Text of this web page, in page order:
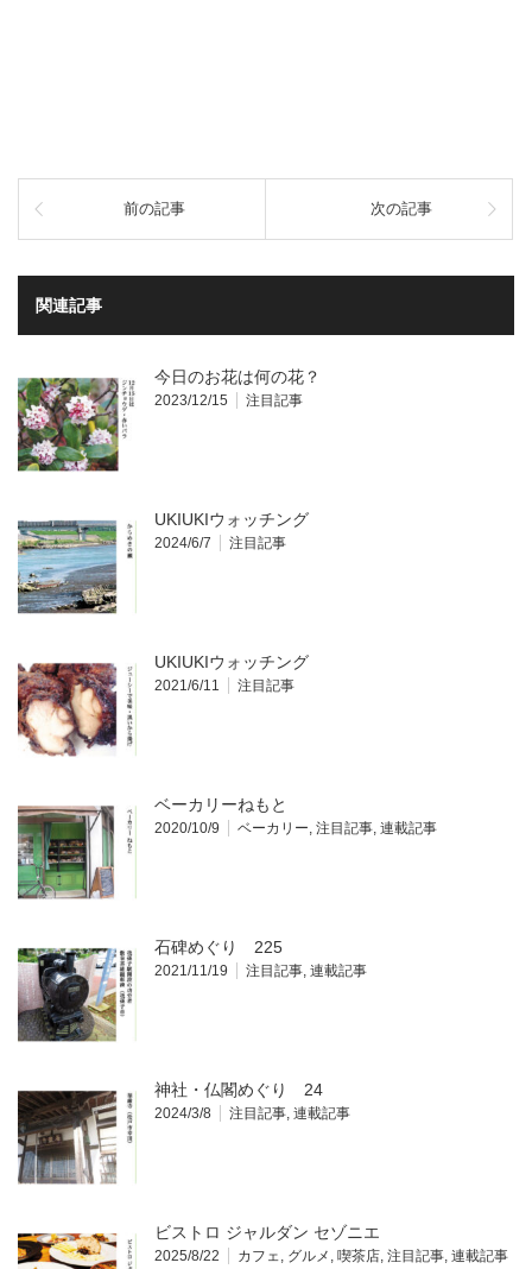
前の記事 次の記事
関連記事
今日のお花は何の花？
2023/12/15 注目記事
UKIUKIウォッチング
2024/6/7 注目記事
UKIUKIウォッチング
2021/6/11 注目記事
ベーカリーねもと
2020/10/9 ベーカリー, 注目記事, 連載記事
石碑めぐり 225
2021/11/19 注目記事, 連載記事
神社・仏閣めぐり 24
2024/3/8 注目記事, 連載記事
ビストロ ジャルダン セゾニエ
2025/8/22 カフェ, グルメ , 喫茶店, 注目記事, 連載記事